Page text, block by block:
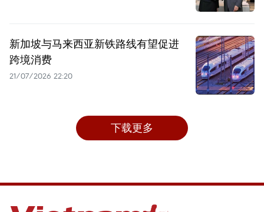
新加坡与马来西亚新铁路线有望促进
跨境消费
21/07/2026 22:20
下载更多